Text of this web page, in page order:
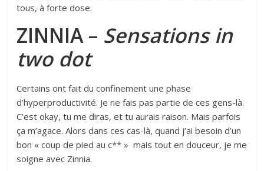
tous, à forte dose.
ZINNIA – Sensations in
two dot
Certains ont fait du confinement une phase
d’hyperproductivité. Je ne fais pas partie de ces gens-là.
C’est okay, tu me diras, et tu aurais raison. Mais parfois
ça m’agace. Alors dans ces cas-là, quand j’ai besoin d’un
bon « coup de pied au c** » mais tout en douceur, je me
soigne avec Zinnia.